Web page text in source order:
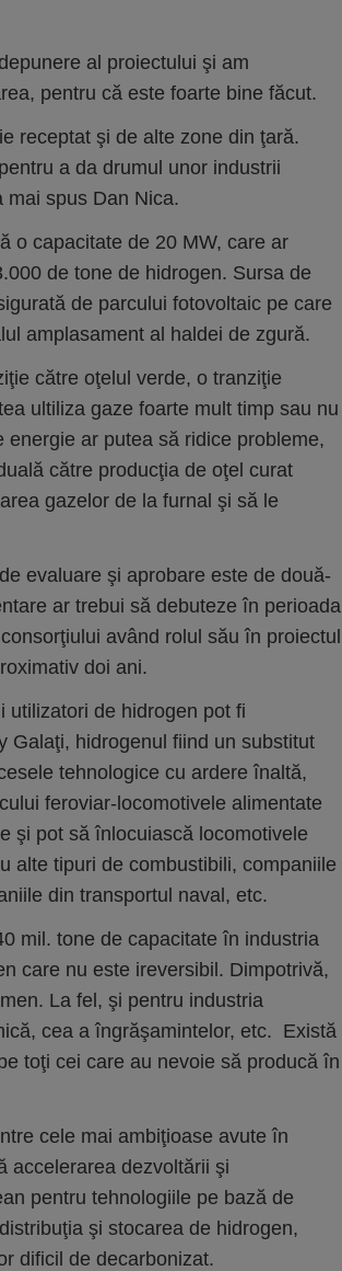
al proiectului şi am
pentru că este foarte bine făcut.
receptat şi de alte zone din ţară.
a da drumul unor industrii
mai spus Dan Nica.
o capacitate de 20 MW, care ar
de tone de hidrogen. Sursa de
de parcului fotovoltaic pe care
amplasament al haldei de zgură.
către oţelul verde, o tranziţie
ultiliza gaze foarte mult timp sau nu
ar putea să ridice probleme,
către producţia de oţel curat
gazelor de la furnal şi să le
evaluare şi aprobare este de două-
ar trebui să debuteze în perioada
având rolul său în proiectul
doi ani.
utilizatori de hidrogen pot fi
Galaţi, hidrogenul fiind un substitut
tehnologice cu ardere înaltă,
feroviar-locomotivele alimentate
şi pot să înlocuiască locomotivele
alte tipuri de combustibili, companiile
din transportul naval, etc.
mil. tone de capacitate în industria
care nu este ireversibil. Dimpotrivă,
La fel, şi pentru industria
cea a îngrăşamintelor, etc. Există
toţi cei care au nevoie să producă în
cele mai ambiţioase avute în
accelerarea dezvoltării şi
pentru tehnologiile pe bază de
şi stocarea de hidrogen,
dificil de decarbonizat.